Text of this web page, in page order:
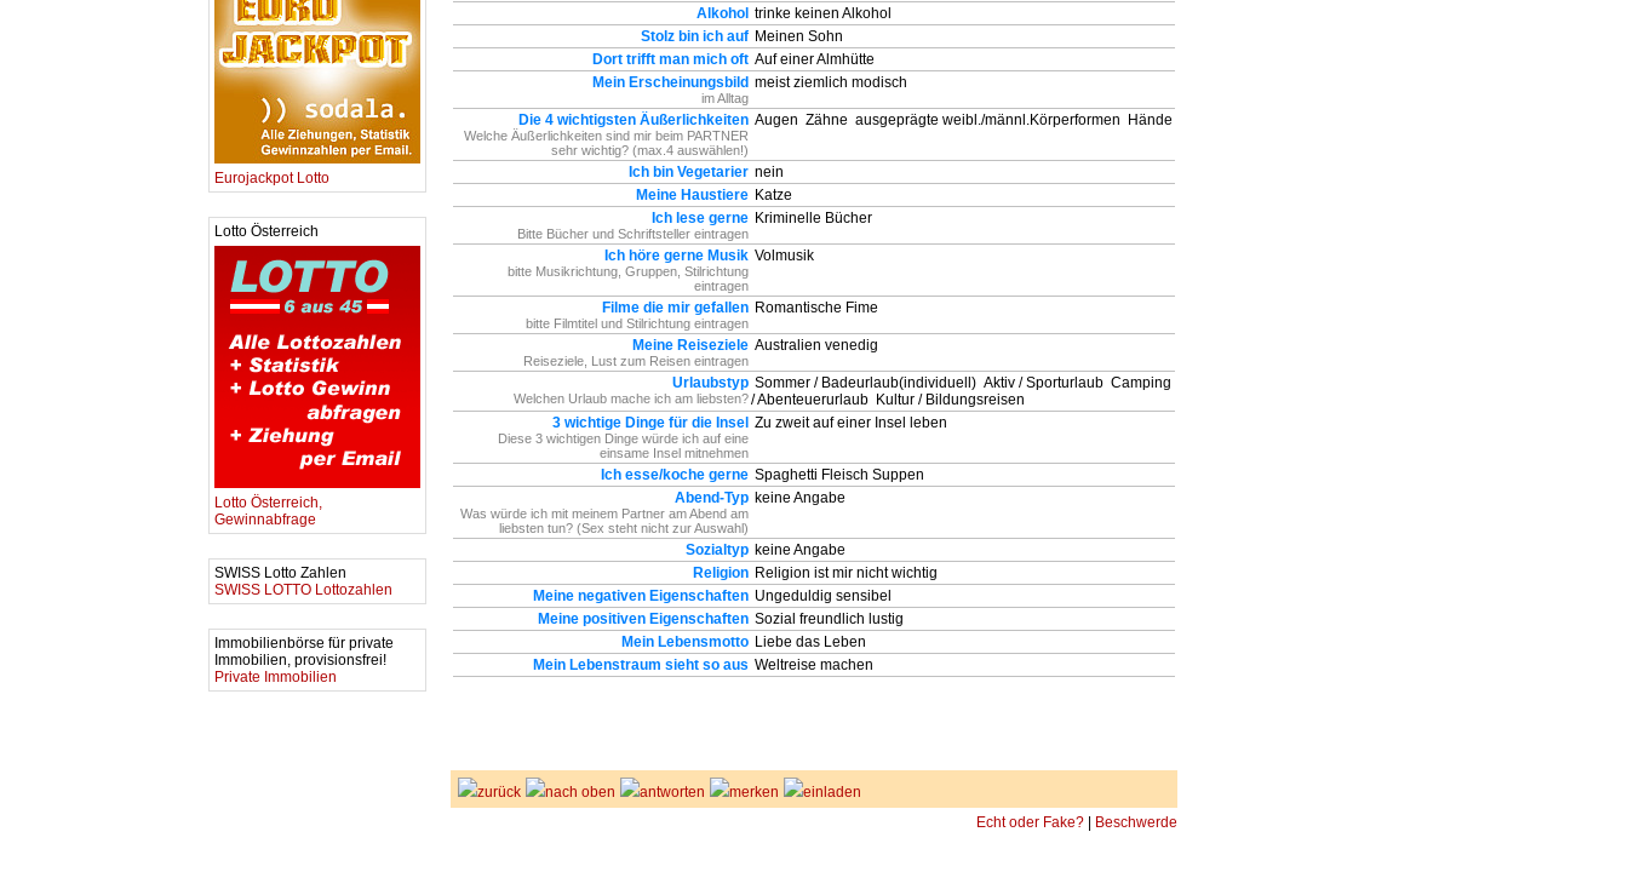
Eurojackpot Lotto
Lotto Österreich
Lotto Österreich,
Gewinnabfrage
SWISS Lotto Zahlen
SWISS LOTTO Lottozahlen
Immobilienbörse für private
Immobilien, provisionsfrei!
Private Immobilien
Alkohol trinke keinen Alkohol
Stolz bin ich auf Meinen Sohn
Dort trifft man mich oft Auf einer Almhütte
Mein Erscheinungsbild
im Alltag
meist ziemlich modisch
Die 4 wichtigsten Äußerlichkeiten
Welche Äußerlichkeiten sind mir beim PARTNER
sehr wichtig? (max.4 auswählen!)
Augen Zähne ausgeprägte weibl./männl.Körperformen Hände
Ich bin Vegetarier nein
Meine Haustiere Katze
Ich lese gerne
Bitte Bücher und Schriftsteller eintragen
Kriminelle Bücher
Ich höre gerne Musik
bitte Musikrichtung, Gruppen, Stilrichtung
eintragen
Volmusik
Filme die mir gefallen
bitte Filmtitel und Stilrichtung eintragen
Romantische Fime
Meine Reiseziele
Reiseziele, Lust zum Reisen eintragen
Australien venedig
Urlaubstyp
Welchen Urlaub mache ich am liebsten?
Sommer / Badeurlaub(individuell) Aktiv / Sporturlaub Camping
/ Abenteuerurlaub Kultur / Bildungsreisen
3 wichtige Dinge für die Insel
Diese 3 wichtigen Dinge würde ich auf eine
einsame Insel mitnehmen
Zu zweit auf einer Insel leben
Ich esse/koche gerne Spaghetti Fleisch Suppen
Abend-Typ
Was würde ich mit meinem Partner am Abend am
liebsten tun? (Sex steht nicht zur Auswahl)
keine Angabe
Sozialtyp keine Angabe
Religion Religion ist mir nicht wichtig
Meine negativen Eigenschaften Ungeduldig sensibel
Meine positiven Eigenschaften Sozial freundlich lustig
Mein Lebensmotto Liebe das Leben
Mein Lebenstraum sieht so aus Weltreise machen
zurück nach oben antworten merken
einladen
Echt oder Fake?
Beschwerde